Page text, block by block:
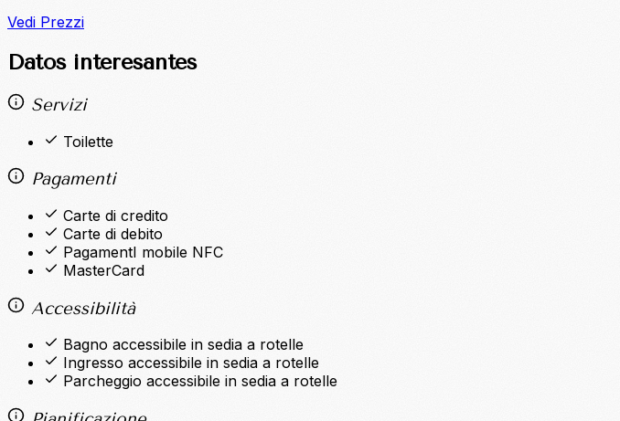
Vedi Prezzi
Datos interesantes
Servizi
Toilette
Pagamenti
Carte di credito
Carte di debito
PagamentI mobile NFC
MasterCard
Accessibilità
Bagno accessibile in sedia a rotelle
Ingresso accessibile in sedia a rotelle
Parcheggio accessibile in sedia a rotelle